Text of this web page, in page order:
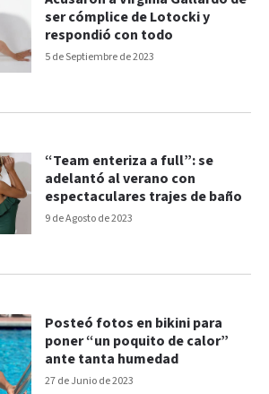
5 de Septiembre de 2023
ser cómplice de Lotocki y
respondió con todo
9 de Agosto de 2023
“Team enteriza a full”: se
adelantó al verano con
espectaculares trajes de baño
27 de Junio de 2023
Posteó fotos en bikini para
poner “un poquito de calor”
ante tanta humedad